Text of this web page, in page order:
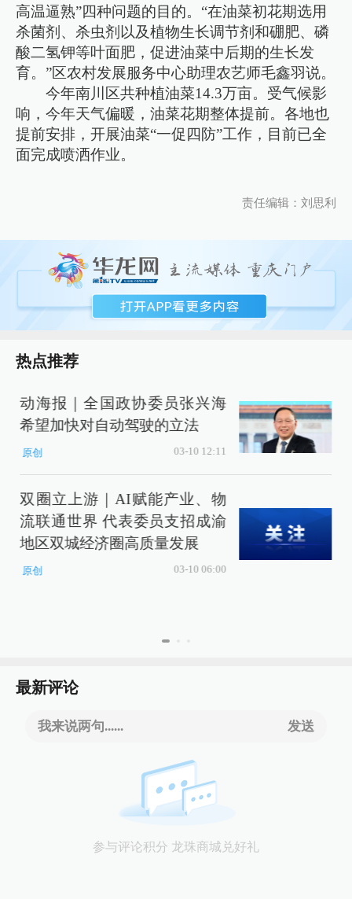
高温逼熟”四种问题的目的。“在油菜初花期选用
杀菌剂、杀虫剂以及植物生长调节剂和硼肥、磷
酸二氢钾等叶面肥，促进油菜中后期的生长发
育。”区农村发展服务中心助理农艺师毛鑫羽说。
今年南川区共种植油菜14.3万亩。受气候影
响，今年天气偏暖，油菜花期整体提前。各地也
提前安排，开展油菜“一促四防”工作，目前已全
面完成喷洒作业。
责任编辑：刘思利
热点推荐
动海报｜全国政协委员张兴海
希望加快对自动驾驶的立法
原创 03-10 12:11
双圈立上游｜AI赋能产业、物
流联通世界 代表委员支招成渝
地区双城经济圈高质量发展
原创 03-10 06:00
最新评论
我来说两句...... 发送
参与评论积分 龙珠商城兑好礼